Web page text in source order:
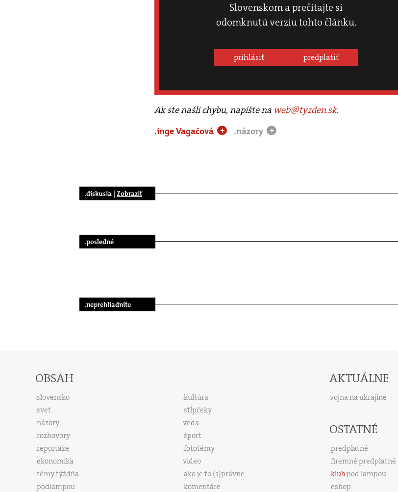
Slovenskom a prečítajte si
odomknutú verziu tohto článku.
prihlásiť predplatiť
Ak ste našli chybu, napíšte na web@tyzden.sk.
.inge Vagačová
+ .názory +
.diskusia | Zobraziť
.posledné
.neprehliadnite
OBSAH
slovensko
svet
názory
rozhovory
reportáže
ekonomika
témy týždňa
podlampou
kultúra
stĺpčeky
veda
šport
fototémy
video
ako je to (s)právne
komentáre
AKTUÁLNE
vojna na ukrajine
OSTATNÉ
predplatné
firemné predplatné
klubpod lampou
eshop